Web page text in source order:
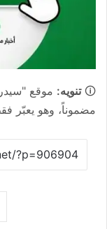
🛈تنويه: موقع
مضموناً، وهو يعبّر